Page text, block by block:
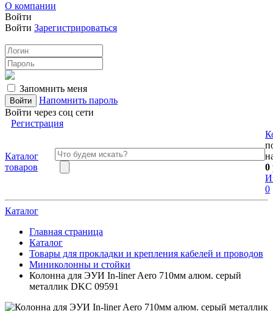
О компании
Войти
Войти Зарегистрироваться
Запомнить меня
Напомнить пароль
Войти через соц сети
Регистрация
Каталог
товаров
0
0
Каталог
Главная страница
Каталог
Товары для прокладки и крепления кабелей и проводов
Миниколонны и стойки
Колонна для ЭУИ In-liner Aero 710мм алюм. серый
металлик DKC 09591